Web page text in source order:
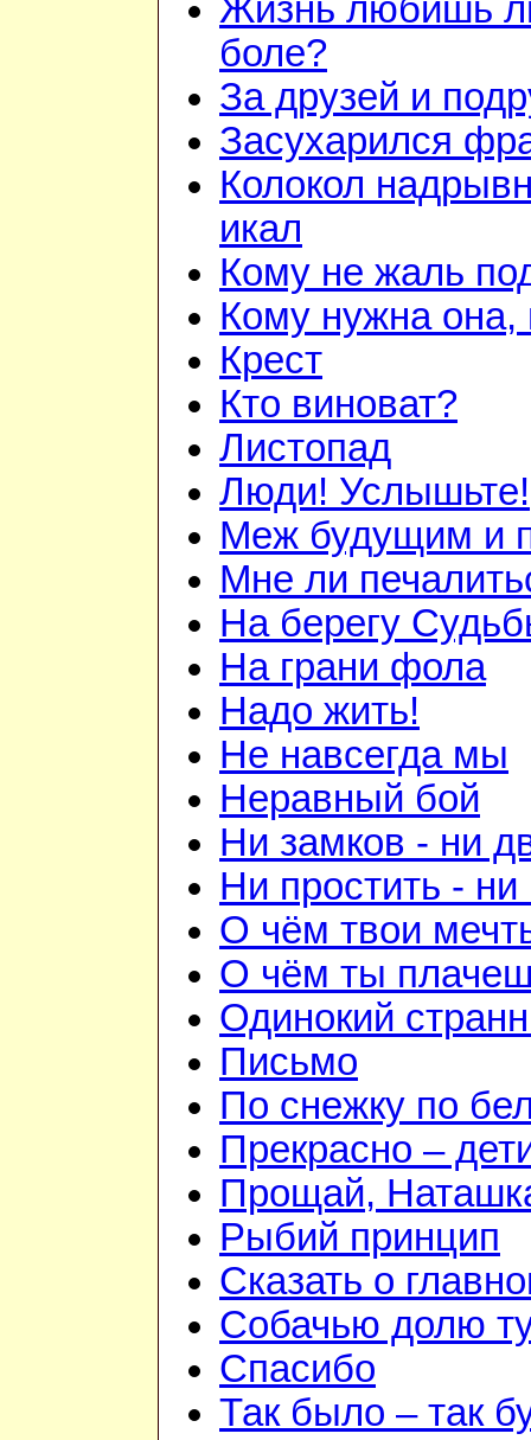
Жизнь любишь
боле?
За друзей и
Засухарился
Колокол
икал
Кому не жаль
Кому нужна она,
Крест
Кто виноват?
Листопад
Люди! Услышьте!
Меж будущим и
Мне ли
На берегу
На грани фола
Надо жить!
Не навсегда мы
Неравный бой
Ни замков - ни
Ни простить - ни
О чём твои
О чём ты
Одинокий
Письмо
По снежку по
Прекрасно –
Прощай,
Рыбий принцип
Сказать о
Собачью долю
Спасибо
Так было – так